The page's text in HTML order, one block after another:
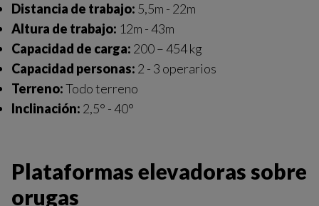
Distancia de trabajo: 5,5m - 22m
Altura de trabajo: 12m - 43m
Capacidad de carga: 200 – 454 kg
Capacidad personas: 2 - 3 operarios
Terreno:Todo terreno
Inclinación: 2,5° - 40°
Plataformas elevadoras sobre
orugas